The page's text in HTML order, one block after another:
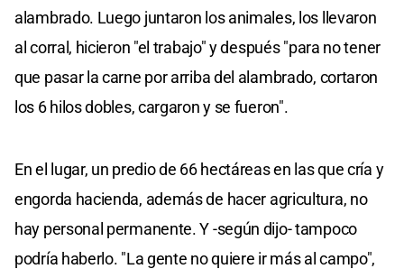
alambrado. Luego juntaron los animales, los llevaron
al corral, hicieron "el trabajo" y después "para no tener
que pasar la carne por arriba del alambrado, cortaron
los 6 hilos dobles, cargaron y se fueron".
En el lugar, un predio de 66 hectáreas en las que cría y
engorda hacienda, además de hacer agricultura, no
hay personal permanente. Y -según dijo- tampoco
podría haberlo. "La gente no quiere ir más al campo",